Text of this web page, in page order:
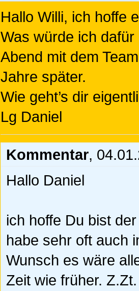
Hallo Willi, ich hoffe
Was würde ich
Abend mit dem
Jahre später.
Wie geht’s dir
Lg Daniel
Kommentar,
Hallo Daniel
ich hoffe Du bist
habe sehr oft auch
Wunsch es wäre
Zeit wie früher.